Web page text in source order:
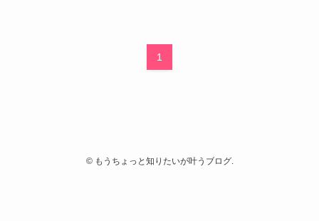
1
©もうちょっと知りたいが叶うブログ.